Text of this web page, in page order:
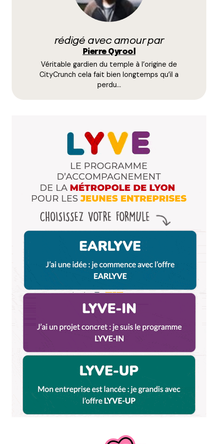
11 novembre 2020 à 10 h 01 min
Répondre
Il y a aussi Muchacha (les empanadas) au 237 rue
Paul Bert
11 novembre 2020 à 17 h 46 min
Merci, c’est ajouté !
17 novembre 2020 à 15 h 20 min
Répondre
Il existe aussi le harner, vraiment pas mal leurs
burgers.
C’est rue des rancy.
http://harner.fr/v2/vente-a-emporter/
Lolo
13 novembre 2020 à 21 h 01 min
Répondre
Bonjour, merci de l’info, c’est ajouté
17 novembre 2020 à 15 h 18 min
Répondre
Le coq et la mule (restaurant espagnol, un vrai
régal )
251 rue Paul Bert
14 novembre 2020 à 4 h 34 min
rédigé avec amour par
Pierre Qyrool
Véritable gardien du temple à l’origine de
CityCrunch cela fait bien longtemps qu’il a
perdu…